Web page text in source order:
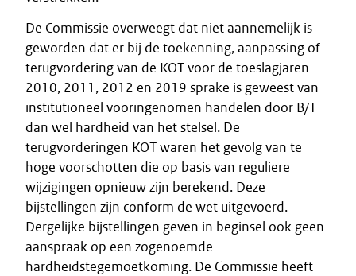
De Commissie overweegt dat niet aannemelijk is
geworden dat er bij de toekenning, aanpassing of
terugvordering van de KOT voor de toeslagjaren
2010, 2011, 2012 en 2019 sprake is geweest van
institutioneel vooringenomen handelen door B/T
dan wel hardheid van het stelsel. De
terugvorderingen KOT waren het gevolg van te
hoge voorschotten die op basis van reguliere
wijzigingen opnieuw zijn berekend. Deze
bijstellingen zijn conform de wet uitgevoerd.
Dergelijke bijstellingen geven in beginsel ook geen
aanspraak op een zogenoemde
hardheidstegemoetkoming. De Commissie heeft